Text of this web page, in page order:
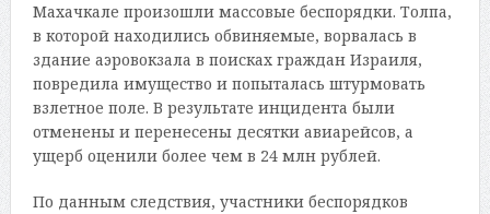
Махачкале произошли массовые беспорядки. Толпа,
в которой находились обвиняемые, ворвалась в
здание аэровокзала в поисках граждан Израиля,
повредила имущество и попыталась штурмовать
взлетное поле. В результате инцидента были
отменены и перенесены десятки авиарейсов, а
ущерб оценили более чем в 24 млн рублей.
По данным следствия, участники беспорядков